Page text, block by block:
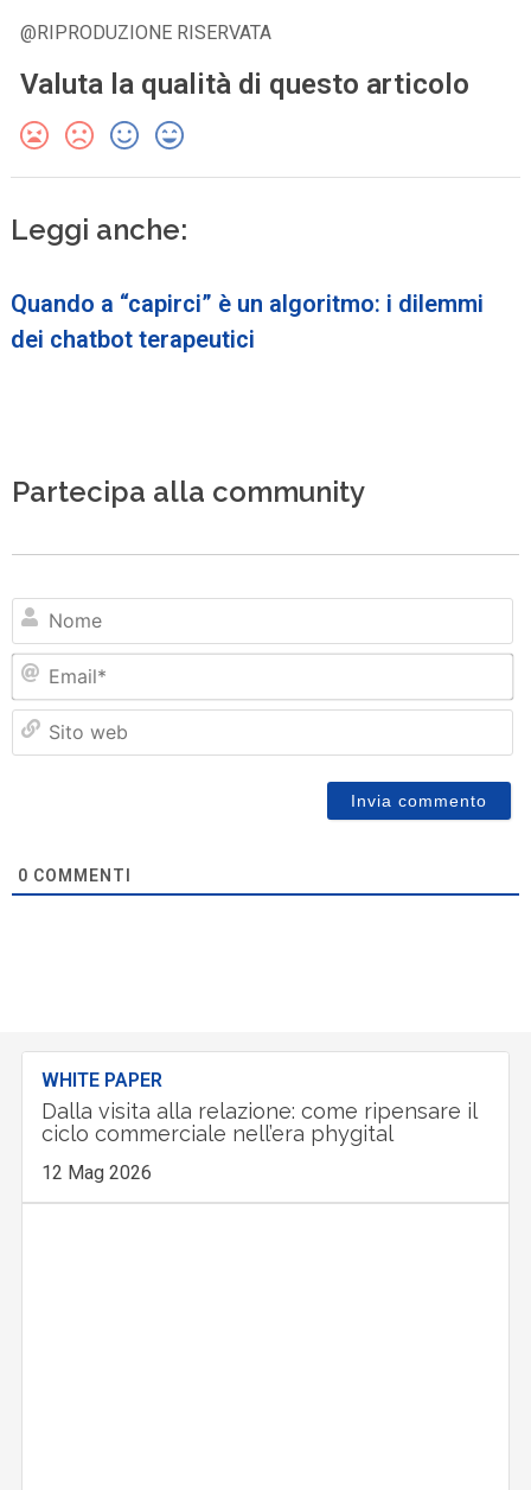
@RIPRODUZIONE RISERVATA
Valuta la qualità di questo articolo
Leggi anche:
Quando a “capirci” è un algoritmo: i dilemmi
dei chatbot terapeutici
Partecipa alla community
0 COMMENTI
WHITE PAPER
Dalla visita alla relazione: come ripensare il
ciclo commerciale nell’era phygital
12 Mag 2026